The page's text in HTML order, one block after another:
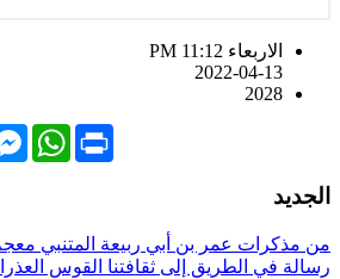
الاربعاء PM 11:12
2022-04-13
2028
WhatsApp Print
مذكرات عمر بن أبي ربيعةالمتنبي
في الطريق إلى ثقافتناالقوس العذراء